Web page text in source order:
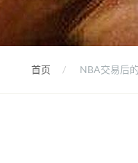
首页 NBA交易后